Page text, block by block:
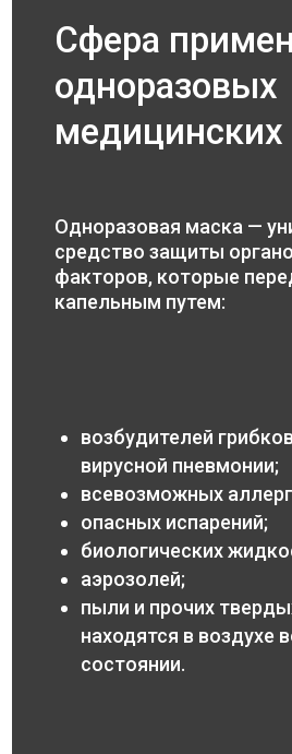
Сфера
одноразовых
Одноразовая маска —
средство защиты
факторов, которые
капельным путем:
возбудителей
вирусной пневмонии;
всевозможных
опасных испарений;
биологических
аэрозолей;
пыли и прочих
находятся в воздухе
состоянии.